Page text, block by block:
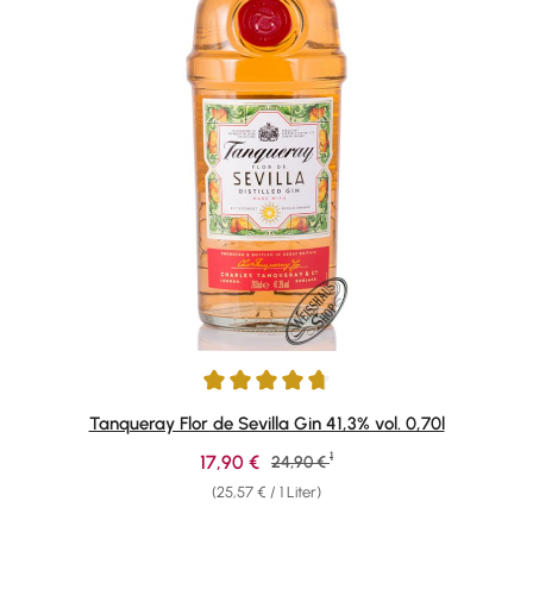
Durchschnittliche Bewertung von 4.86 von 5 Sternen
Tanqueray Flor de Sevilla Gin 41,3% vol. 0,70l
(25,57 € / 1 Liter)
Verkaufspreis:
17,90 € Regulärer Preis:
24,90 € 1